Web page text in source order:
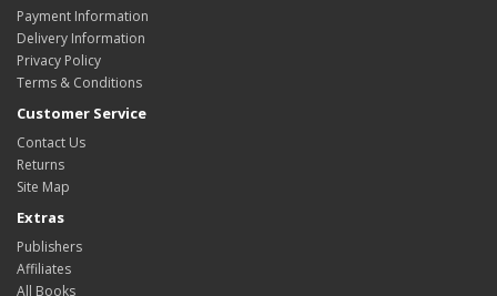
Payment Information
Delivery Information
Privacy Policy
Terms & Conditions
Customer Service
Contact Us
Returns
Site Map
Extras
Publishers
Affiliates
All Books